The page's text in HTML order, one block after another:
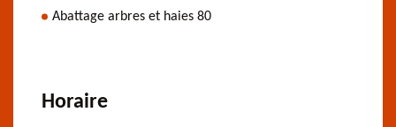
Abattage arbres et haies 80
Horaire